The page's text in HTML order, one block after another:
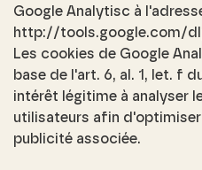
Google Analytisc à
http://tools.google.com/
Les cookies de Google
base de l'art. 6, al. 1, let. f
intérêt légitime à analyser
utilisateurs afin
publicité associée.